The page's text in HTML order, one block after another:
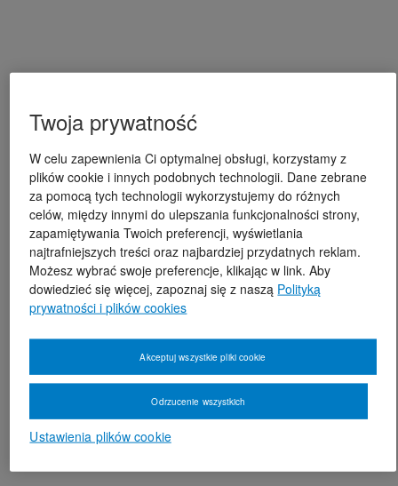
Twoja prywatność
W celu zapewnienia Ci optymalnej obsługi, korzystamy z
plików cookie i innych podobnych technologii. Dane zebrane
za pomocą tych technologii wykorzystujemy do różnych
celów, między innymi do ulepszania funkcjonalności strony,
zapamiętywania Twoich preferencji, wyświetlania
najtrafniejszych treści oraz najbardziej przydatnych reklam.
Możesz wybrać swoje preferencje, klikając w link. Aby
dowiedzieć się więcej, zapoznaj się z naszą Polityką
prywatności i plików cookies
Ustawienia plików cookie
Odrzucenie wszystkich
Akceptuj wszystkie pliki cookie